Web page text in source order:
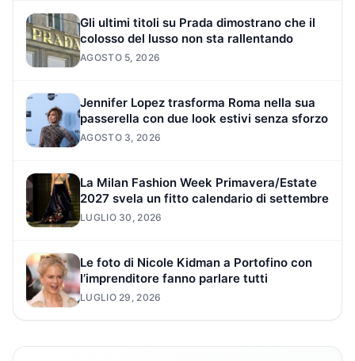
Gli ultimi titoli su Prada dimostrano che il
colosso del lusso non sta rallentando
AGOSTO 5, 2026
Jennifer Lopez trasforma Roma nella sua
passerella con due look estivi senza sforzo
AGOSTO 3, 2026
La Milan Fashion Week Primavera/Estate
2027 svela un fitto calendario di settembre
LUGLIO 30, 2026
Le foto di Nicole Kidman a Portofino con
l’imprenditore fanno parlare tutti
LUGLIO 29, 2026